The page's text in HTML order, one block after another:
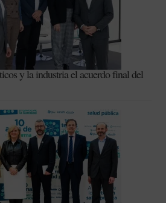
y la industria el acuerdo final del